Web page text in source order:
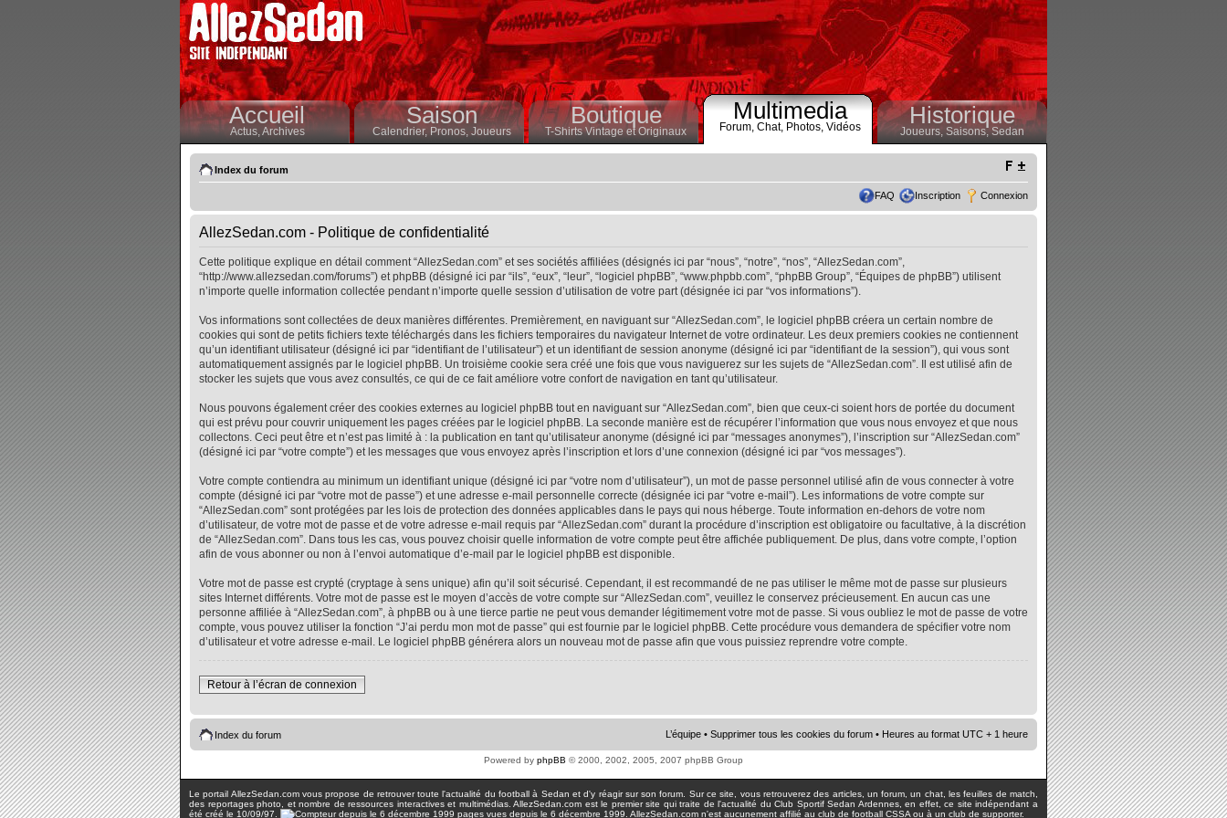
Accueil
Actus,Archives
Saison
Calendrier,Pronos, Joueurs
Boutique
T-Shirts Vintage et Originaux
Multimedia
Forum, Chat, Photos, Vidéos Historique
Joueurs, Saisons,Sedan
Index du forum
FAQ Inscription Connexion
AllezSedan.com - Politique de confidentialité
Cette politique explique en détail comment “AllezSedan.com” et ses sociétés affiliées (désignés ici par “nous”, “notre”, “nos”, “AllezSedan.com”,
“http://www.allezsedan.com/forums”) et phpBB (désigné ici par “ils”, “eux”, “leur”, “logiciel phpBB”, “www.phpbb.com”, “phpBB Group”, “Équipes de phpBB”) utilisent
n’importe quelle information collectée pendant n’importe quelle session d’utilisation de votre part (désignée ici par “vos informations”).
Vos informations sont collectées de deux manières différentes. Premièrement, en naviguant sur “AllezSedan.com”, le logiciel phpBB créera un certain nombre de
cookies qui sont de petits fichiers texte téléchargés dans les fichiers temporaires du navigateur Internet de votre ordinateur. Les deux premiers cookies ne contiennent
qu’un identifiant utilisateur (désigné ici par “identifiant de l’utilisateur”) et un identifiant de session anonyme (désigné ici par “identifiant de la session”), qui vous sont
automatiquement assignés par le logiciel phpBB. Un troisième cookie sera créé une fois que vous naviguerez sur les sujets de “AllezSedan.com”. Il est utilisé afin de
stocker les sujets que vous avez consultés, ce qui de ce fait améliore votre confort de navigation en tant qu’utilisateur.
Nous pouvons également créer des cookies externes au logiciel phpBB tout en naviguant sur “AllezSedan.com”, bien que ceux-ci soient hors de portée du document
qui est prévu pour couvrir uniquement les pages créées par le logiciel phpBB. La seconde manière est de récupérer l’information que vous nous envoyez et que nous
collectons. Ceci peut être et n’est pas limité à : la publication en tant qu’utilisateur anonyme (désigné ici par “messages anonymes”), l’inscription sur “AllezSedan.com”
(désigné ici par “votre compte”) et les messages que vous envoyez après l’inscription et lors d’une connexion (désigné ici par “vos messages”).
Votre compte contiendra au minimum un identifiant unique (désigné ici par “votre nom d’utilisateur”), un mot de passe personnel utilisé afin de vous connecter à votre
compte (désigné ici par “votre mot de passe”) et une adresse e-mail personnelle correcte (désignée ici par “votre e-mail”). Les informations de votre compte sur
“AllezSedan.com” sont protégées par les lois de protection des données applicables dans le pays qui nous héberge. Toute information en-dehors de votre nom
d’utilisateur, de votre mot de passe et de votre adresse e-mail requis par “AllezSedan.com” durant la procédure d’inscription est obligatoire ou facultative, à la discrétion
de “AllezSedan.com”. Dans tous les cas, vous pouvez choisir quelle information de votre compte peut être affichée publiquement. De plus, dans votre compte, l’option
afin de vous abonner ou non à l’envoi automatique d’e-mail par le logiciel phpBB est disponible.
Votre mot de passe est crypté (cryptage à sens unique) afin qu’il soit sécurisé. Cependant, il est recommandé de ne pas utiliser le même mot de passe sur plusieurs
sites Internet différents. Votre mot de passe est le moyen d’accès de votre compte sur “AllezSedan.com”, veuillez le conservez précieusement. En aucun cas une
personne affiliée à “AllezSedan.com”, à phpBB ou à une tierce partie ne peut vous demander légitimement votre mot de passe. Si vous oubliez le mot de passe de votre
compte, vous pouvez utiliser la fonction “J’ai perdu mon mot de passe” qui est fournie par le logiciel phpBB. Cette procédure vous demandera de spécifier votre nom
d’utilisateur et votre adresse e-mail. Le logiciel phpBB générera alors un nouveau mot de passe afin que vous puissiez reprendre votre compte.
Retour à l’écran de connexion
Index du forum L’équipe • Supprimer tous les cookies du forum • Heures au format UTC + 1 heure
Powered by phpBB © 2000, 2002, 2005, 2007 phpBB Group
Le portail AllezSedan.com vous propose de retrouver toute l'actualité du football à Sedan et d'y réagir sur son forum. Sur ce site, vous retrouverez des articles, un forum, un chat, les feuilles de match,
des reportages photo, et nombre de ressources interactives et multimédias. AllezSedan.com est le premier site qui traite de l'actualité du Club Sportif Sedan Ardennes, en effet, ce site indépendant a
été créé le 10/09/97.
pages vues depuis le 6 décembre 1999. AllezSedan.com n'est aucunement affilié au club de football CSSA ou à un club de supporter.